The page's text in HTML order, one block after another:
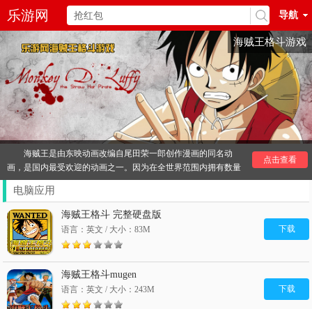
乐游网 导航
海贼王格斗游戏
海贼王是由东映动画改编自尾田荣一郎创作漫画的同名动
画，是国内最受欢迎的动画之一。因为在全世界范围内拥有数量
众多的粉丝，该动画的商业价值很高，相继推出了许多同名游
戏，海贼王格斗游戏就是其中一种类型。与无双类的海贼王游戏
不同的是，海贼王格斗游戏将格斗游戏体验与海贼王动画很好的
结合。
游戏中即出现了已登场的各种动画角色，同时玩家还可以操
控人物使用各自的绝招，是动漫迷们真正不能够错过的一类格斗
游戏！
其他推荐：
点击查看
电脑应用
海贼王格斗 完整硬盘版
语言：英文 / 大小：83M 下载
海贼王格斗mugen
语言：英文 / 大小：243M 下载